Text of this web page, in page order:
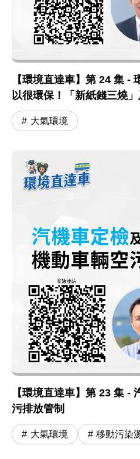
【環境直達車】第 24 集 -
以很環保！「新紙錢三燒」
大氣環境
【環境直達車】第 23 集 -
污排放管制
大氣環境 移動污染